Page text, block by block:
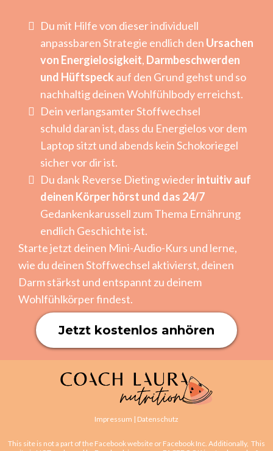
Du mit Hilfe von dieser individuell
anpassbaren Strategie endlich den Ursachen
von Energielosigkeit, Darmbeschwerden
und Hüftspeckauf den Grund gehst und so
nachhaltig deinen Wohlfühlbody erreichst.
Dein verlangsamter Stoffwechsel
schuld daran ist, dass du Energielos vor dem
Laptop sitzt und abends kein Schokoriegel
sicher vor dir ist.
Du dank Reverse Dieting wiederintuitiv auf
deinen Körper hörst und das 24/7
Gedankenkarussell zum Thema Ernährung
endlich Geschichte ist.
Starte jetzt deinen Mini-Audio-Kurs und lerne,
wie du deinen Stoffwechsel aktivierst, deinen
Darm stärkst und entspannt zu deinem
Wohlfühlkörper findest.
Jetzt kostenlos anhören
Impressum | Datenschutz
This site is not a part of the Facebook website or Facebook Inc. Additionally, This